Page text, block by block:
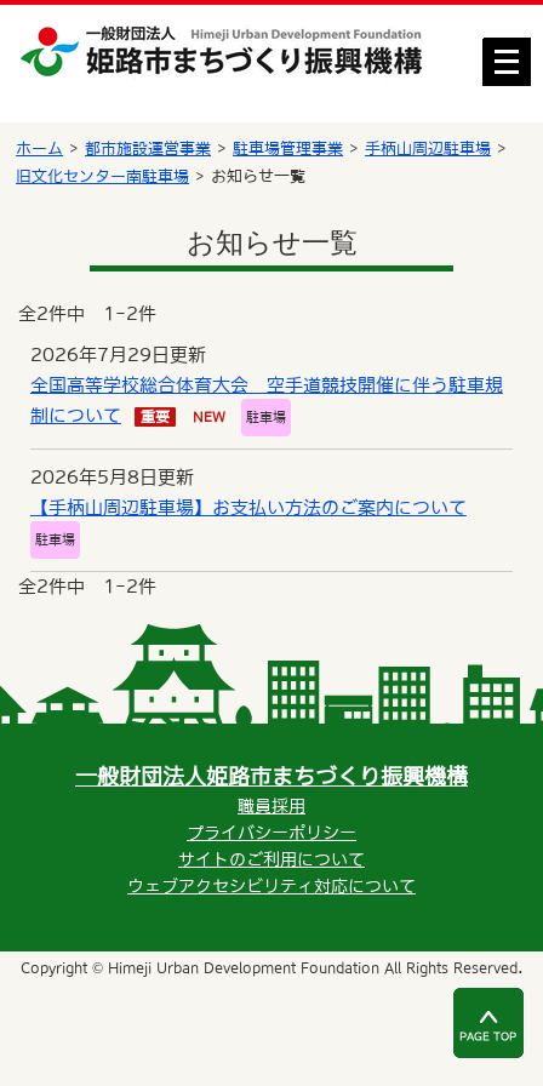
メ
ニ
を
ホーム 都市施設運営事業 駐車場管理事業
手柄山周辺駐車場
旧文化センター南駐車場
お知らせ一覧
お知らせ一覧
全2件中 1-2件
2026年7月29日更新
全国高等学校総合体育大会 空手道競技開催に伴う駐車規
制について
重要 NEW 駐車場
2026年5月8日更新
【手柄山周辺駐車場】お支払い方法のご案内について
駐車場
全2件中 1-2件
一般財団法人姫路市まちづくり振興機構
職員採用
プライバシーポリシー
サイトのご利用について
ウェブアクセシビリティ対応について
Copyright © Himeji Urban Development Foundation All Rights Reserved.